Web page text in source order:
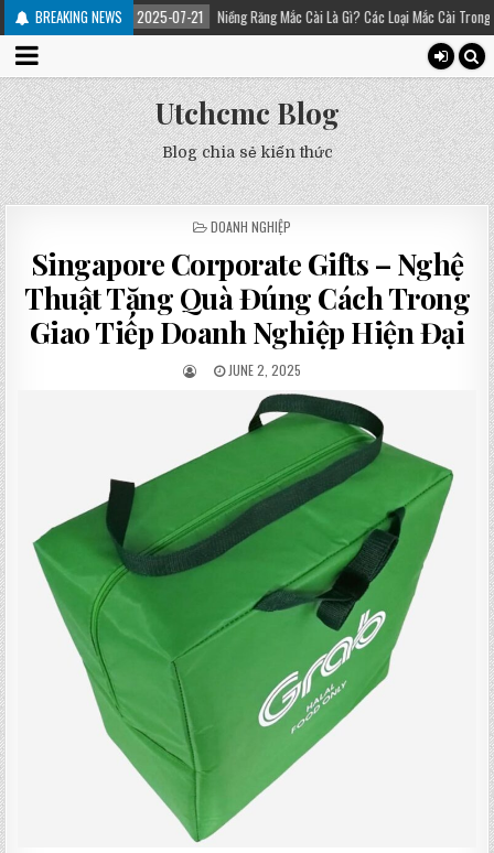
BREAKING NEWS
2025-07-21 Niềng Răng Mắc Cài Là Gì? Các Loại Mắc Cài Trong Niềng Răng –
Utchcmc Blog
Blog chia sẻ kiến thức
POSTED
DOANH NGHIỆP
Singapore Corporate Gifts – Nghệ
Thuật Tặng Quà Đúng Cách Trong
Giao Tiếp Doanh Nghiệp Hiện Đại
JUNE 2, 2025